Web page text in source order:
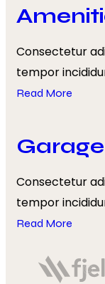
Consectetur
tempor
Read More
Garage
Consectetur
tempor
Read More